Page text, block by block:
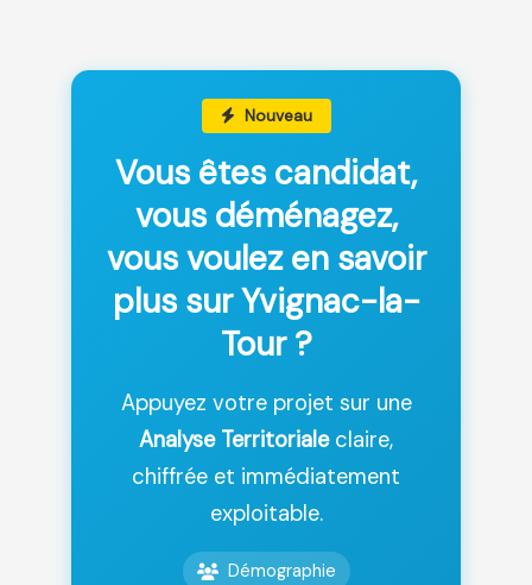
Nouveau
Vous êtes candidat,
vous déménagez,
vous voulez en savoir
plus sur Yvignac-la-
Tour ?
Appuyez votre projet sur une
Analyse Territorialeclaire,
chiffrée et immédiatement
exploitable.
Démographie